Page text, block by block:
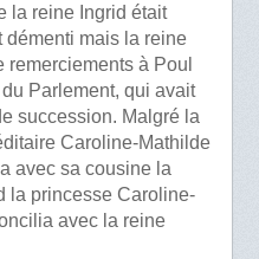
la reine Ingrid était
démenti mais la reine
remerciements à Poul
Parlement, qui avait
succession. Malgré la
Caroline-Mathilde
avec sa cousine la
la princesse Caroline-
avec la reine